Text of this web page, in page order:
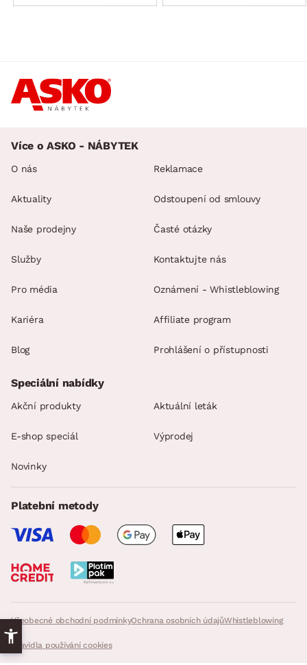
Více o ASKO - NÁBYTEK
O nás
Aktuality
Naše prodejny
Služby
Pro média
Kariéra
Blog
Reklamace
Odstoupení od smlouvy
Časté otázky
Kontaktujte nás
Oznámení - Whistleblowing
Affiliate program
Prohlášení o přístupnosti
Všeobecné obchodní podmínkyOchrana osobních údajůWhistleblowing
Pravidla používání cookies
Speciální nabídky
Akční produkty Aktuální leták
E-shop speciál Výprodej
Novinky
Platební metody